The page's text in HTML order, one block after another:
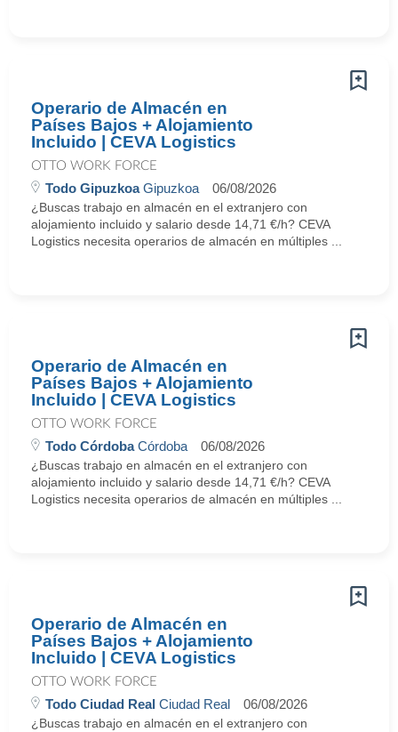
Operario de Almacén en
Países Bajos + Alojamiento
Incluido | CEVA Logistics
OTTO WORK FORCE
Todo GipuzkoaGipuzkoa 06/08/2026
¿Buscas trabajo en almacén en el extranjero con
alojamiento incluido y salario desde 14,71 €/h? CEVA
Logistics necesita operarios de almacén en múltiples ...
Operario de Almacén en
Países Bajos + Alojamiento
Incluido | CEVA Logistics
OTTO WORK FORCE
Todo CórdobaCórdoba 06/08/2026
¿Buscas trabajo en almacén en el extranjero con
alojamiento incluido y salario desde 14,71 €/h? CEVA
Logistics necesita operarios de almacén en múltiples ...
Operario de Almacén en
Países Bajos + Alojamiento
Incluido | CEVA Logistics
OTTO WORK FORCE
Todo Ciudad Real Ciudad Real 06/08/2026
¿Buscas trabajo en almacén en el extranjero con